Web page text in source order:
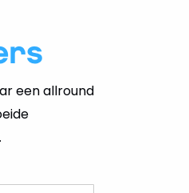
een allround